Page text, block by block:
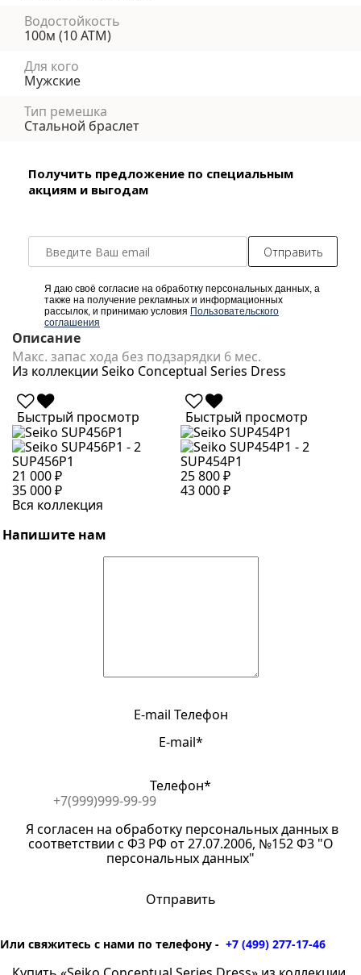
Водостойкость
100м (10 АТМ)
Для кого
Мужские
Тип ремешка
Стальной браслет
Получить предложение по специальным
акциям и выгодам
Отправить
Я даю своё согласие на обработку персональных данных, а
также на получение рекламных и информационных
рассылок, и принимаю условия Пользовательского
соглашения
Описание
Макс. запас хода без подзарядки 6 мес.
Из коллекции Seiko Conceptual Series Dress
Быстрый просмотр
SUP456P1
21 000 ₽
35 000 ₽
Быстрый просмотр
SUP454P1
25 800 ₽
43 000 ₽
Вся коллекция
Напишите нам
E-mail Телефон
E-mail*
Телефон*
Я согласен на обработку персональных данных в
соответствии с ФЗ РФ от 27.07.2006, №152 Ф3 "О
персональных данных"
Или свяжитесь с нами по телефону - +7 (499) 277-17-46